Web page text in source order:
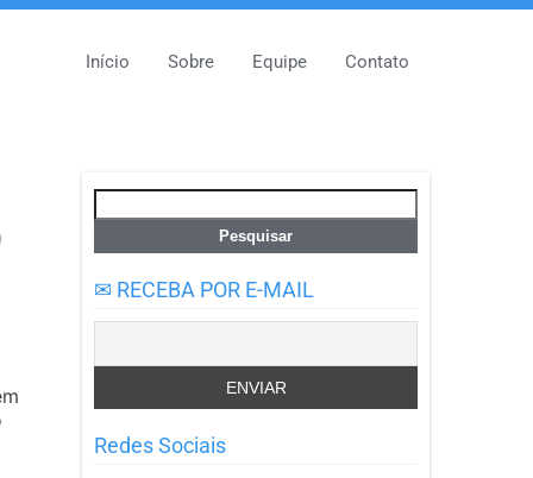
Início Sobre Equipe Contato
por:
✉ RECEBA POR E-MAIL
Redes Sociais